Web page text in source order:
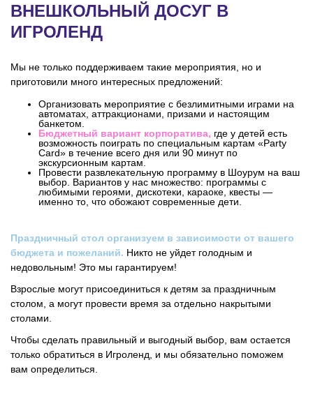
ВНЕШКОЛЬНЫЙ ДОСУГ В
ИГРОЛЕНД
Мы не только поддерживаем такие мероприятия, но и
приготовили много интересных предложений:
Организовать мероприятие с безлимитными играми на
автоматах, аттракционами, призами и настоящим
банкетом.
Бюджетный вариант корпоратива, где у детей есть
возможность поиграть по специальным картам «Party
Card» в течение всего дня или 90 минут по
экскурсионным картам.
Провести развлекательную программу в Шоурум на ваш
выбор. Вариантов у нас множество: программы с
любимыми героями, дискотеки, караоке, квесты —
именно то, что обожают современные дети.
Праздничный стол организуем в зависимости от вашего
бюджета и пожеланий. Никто не уйдет голодным и
недовольным! Это мы гарантируем!
Взрослые могут присоединиться к детям за праздничным
столом, а могут провести время за отдельно накрытыми
столами.
Чтобы сделать правильный и выгодный выбор, вам остается
только обратиться в Игроленд, и мы обязательно поможем
вам определиться.